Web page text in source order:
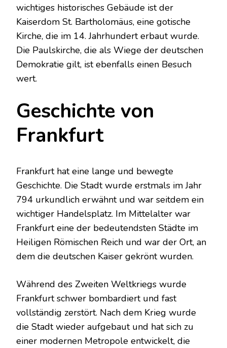
wichtiges historisches Gebäude ist der
Kaiserdom St. Bartholomäus, eine gotische
Kirche, die im 14. Jahrhundert erbaut wurde.
Die Paulskirche, die als Wiege der deutschen
Demokratie gilt, ist ebenfalls einen Besuch
wert.
Geschichte von
Frankfurt
Frankfurt hat eine lange und bewegte
Geschichte. Die Stadt wurde erstmals im Jahr
794 urkundlich erwähnt und war seitdem ein
wichtiger Handelsplatz. Im Mittelalter war
Frankfurt eine der bedeutendsten Städte im
Heiligen Römischen Reich und war der Ort, an
dem die deutschen Kaiser gekrönt wurden.
Während des Zweiten Weltkriegs wurde
Frankfurt schwer bombardiert und fast
vollständig zerstört. Nach dem Krieg wurde
die Stadt wieder aufgebaut und hat sich zu
einer modernen Metropole entwickelt, die